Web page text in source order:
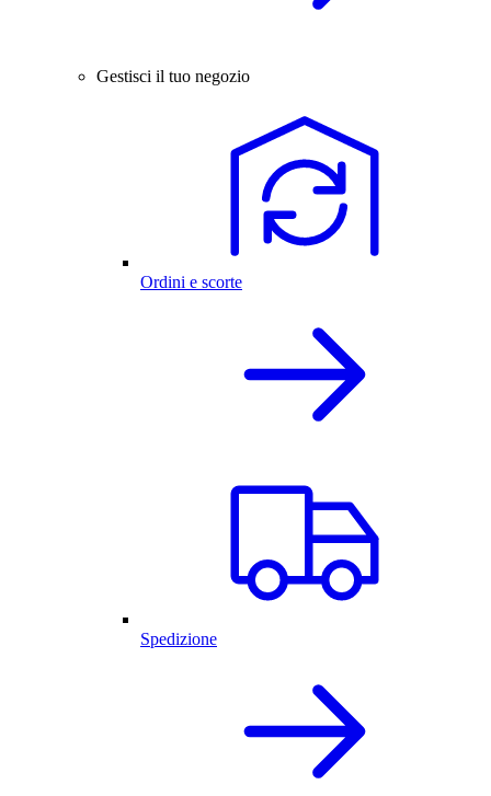
Gestisci il tuo negozio
Ordini e scorte
Spedizione